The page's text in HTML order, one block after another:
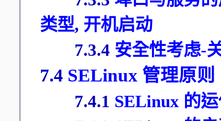
类型, 开机启动
7.3.4 安全性考虑-
7.4 SELinux 管理原则
7.4.1 SELinux 的